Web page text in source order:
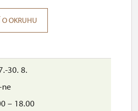
prohlídek:
cizojazyčného textu
30. 8.
– 18.00
OKRUHU